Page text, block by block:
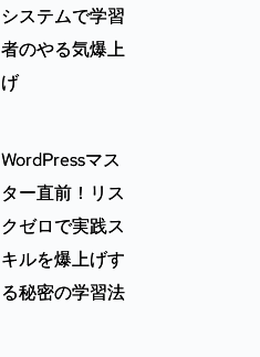
システムで学習
者のやる気爆上
げ
WordPressマス
ター直前！リス
クゼロで実践ス
キルを爆上げす
る秘密の学習法